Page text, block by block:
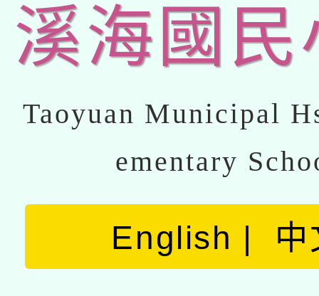
溪海國民
Taoyuan Municipal
ementary
English 中